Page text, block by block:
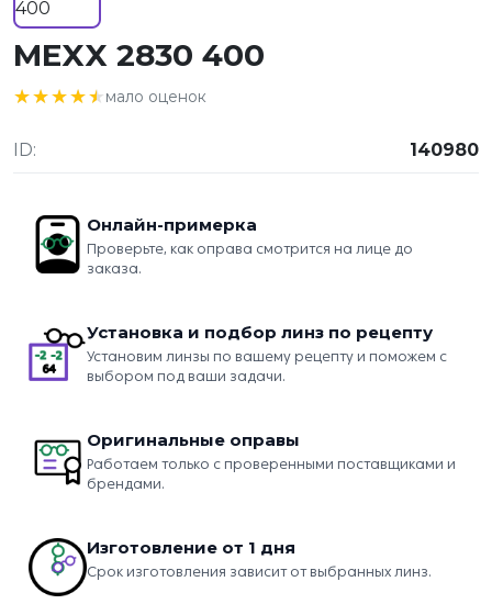
MEXX 2830 400
★★★★★
★★★★★мало оценок
ID: 140980
Онлайн-примерка
Проверьте, как оправа смотрится на лице до
заказа.
Установка и подбор линз по рецепту
Установим линзы по вашему рецепту и поможем с
выбором под ваши задачи.
Оригинальные оправы
Работаем только с проверенными поставщиками и
брендами.
Изготовление от 1 дня
Срок изготовления зависит от выбранных линз.